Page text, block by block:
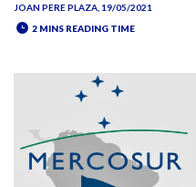
JOAN PERE PLAZA , 19/05/2021
2 MINS READING TIME